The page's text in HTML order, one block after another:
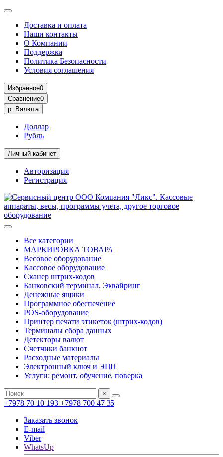
Доставка и оплата
Наши контакты
О Компании
Поддержка
Политика Безопасности
Условия соглашения
Избранное0
Сравнение0
р. Валюта
Доллар
Рубль
Личный кабинет
Авторизация
Регистрация
Все категории
МАРКИРОВКА ТОВАРА
Весовое оборудование
Кассовое оборудование
Сканер штрих-кодов
Банковский терминал. Эквайринг
Денежные ящики
Программное обеспечение
POS-оборудование
Принтер печати этикеток (штрих-кодов)
Терминалы сбора данных
Детекторы валют
Счетчики банкнот
Расходные материалы
Электронный ключ и ЭЦП
Услуги: ремонт, обучение, поверка
×
+7978 70 10 193 +7978 700 47 35
Заказать звонок
E-mail
Viber
WhatsUp